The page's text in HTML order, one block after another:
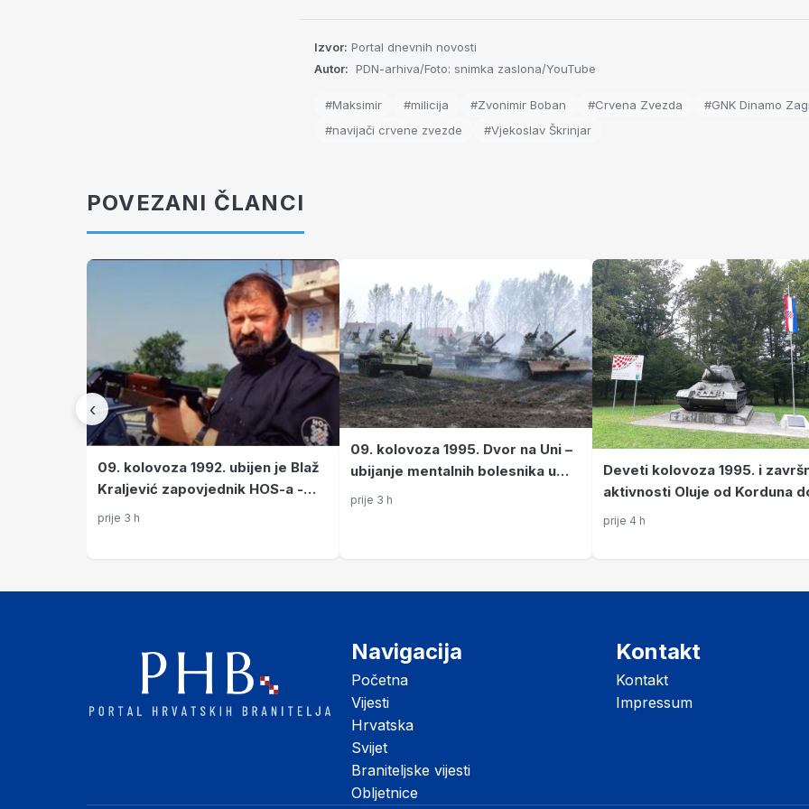
Izvor: Portal dnevnih novosti
Autor: PDN-arhiva/Foto: snimka zaslona/YouTube
#Maksimir #milicija #Zvonimir Boban #Crvena Zvezda
#GNK Dinamo
#navijači crvene zvezde
#Vjekoslav Škrinjar
POVEZANI ČLANCI
‹
09. kolovoza 1992. ubijen je Blaž
Kraljević zapovjednik HOS-a -
TUŽNO SJEĆANJE
prije 3 h
09. kolovoza 1995. Dvor na Uni –
ubijanje mentalnih bolesnika u
povlačenju Srba nakon poraza u
prije 3 h
Deveti kolovoza 1995. i
aktivnosti Oluje od Korduna
Une
prije 4 h
Navigacija
Početna
Vijesti
Hrvatska
Svijet
Braniteljske vijesti
Obljetnice
Kontakt
Kontakt
Impressum